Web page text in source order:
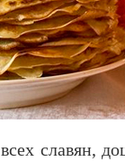
славян,